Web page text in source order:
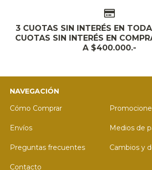
3 CUOTAS SIN INTERÉS EN
CUOTAS SIN INTERÉS EN
A $400.000.-
NAVEGACIÓN
Cómo Comprar
Envíos Medios de
Preguntas frecuentes Cambios y
Contacto